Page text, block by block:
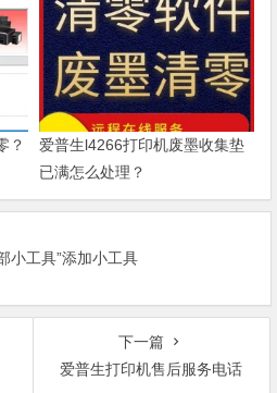
？
爱普生l4266打印机废墨收集垫
已满怎么处理？
小工具”添加小工具
下一篇
爱普生打印机售后服务电话